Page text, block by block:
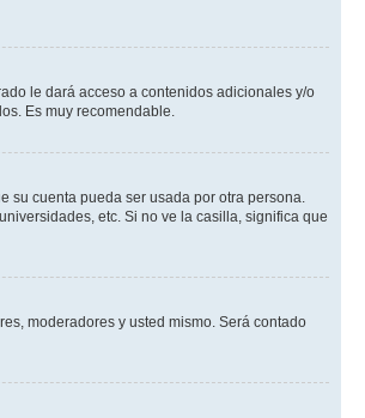
le dará acceso a contenidos adicionales y/o
Es muy recomendable.
su cuenta pueda ser usada por otra persona.
etc. Si no ve la casilla, significa que
moderadores y usted mismo. Será contado